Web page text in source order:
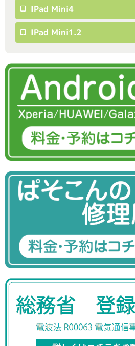
IPad Mini4
IPad Mini1.2